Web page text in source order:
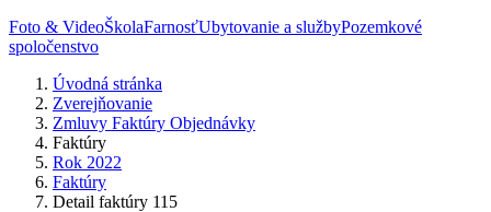
Foto & VideoŠkolaFarnosťUbytovanie a službyPozemkové
spoločenstvo
Úvodná stránka
Zverejňovanie
Zmluvy Faktúry Objednávky
Faktúry
Rok 2022
Faktúry
Detail faktúry 115